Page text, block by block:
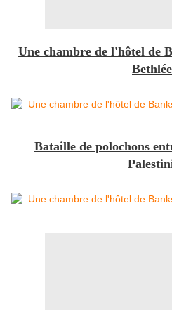
Une chambre de l'hôtel de
Bataille de polochons